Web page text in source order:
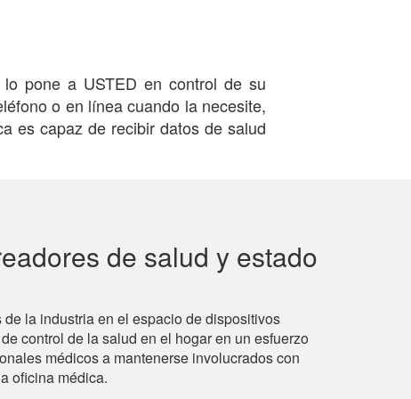
pone a USTED en control de su
o en línea cuando la necesite,
es capaz de recibir datos de salud
de salud y estado
la industria en el espacio de dispositivos
control de la salud en el hogar en un esfuerzo
médicos a mantenerse involucrados con
oficina médica.